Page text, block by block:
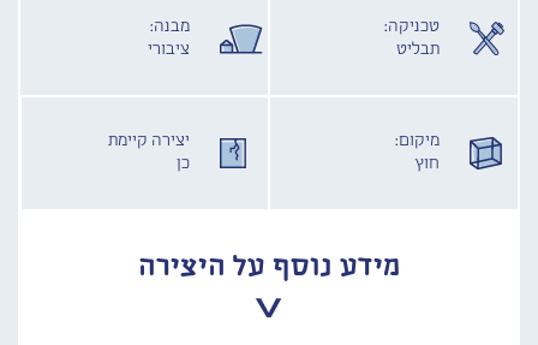
טכניקה:
תבליט
מבנה:
ציבורי
מיקום:
חוץ
יצירה קיימת
כן
מידע נוסף על היצירה